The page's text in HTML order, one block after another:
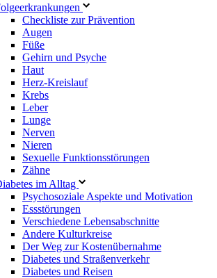
Checkliste zur Prävention
Augen
Füße
Gehirn und Psyche
Haut
Herz-Kreislauf
Krebs
Leber
Lunge
Nerven
Nieren
Sexuelle Funktionsstörungen
Zähne
im Alltag
Psychosoziale Aspekte und Motivation
Essstörungen
Verschiedene Lebensabschnitte
Andere Kulturkreise
Der Weg zur Kostenübernahme
Diabetes und Straßenverkehr
Diabetes und Reisen